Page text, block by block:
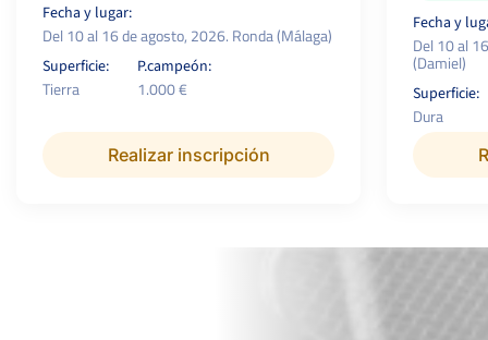
Fecha y lugar:
Del 10 al 16 de agosto, 2026. Ronda (Málaga)
Superficie:
Tierra
P.campeón:
1.000 €
Realizar inscripción
Fecha y
Del 10 al
(Damiel)
Superficie:
Dura